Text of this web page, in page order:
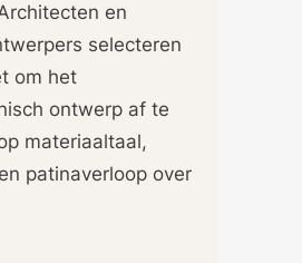
en
selecteren
om het
ontwerp af te
materiaaltaal,
patinaverloop over